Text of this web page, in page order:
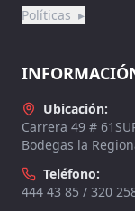
Políticas ▸
Ubicación:
Carrera 49 #
Bodegas la
Teléfono:
444 43 85 / 320